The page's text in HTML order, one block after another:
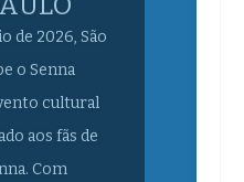
o Senna
cultural
aos fãs de
Com
familiar, o